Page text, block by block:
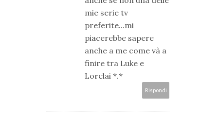
mie serie tv
preferite...mi
piacerebbe sapere
anche a me come và a
finire tra Luke e
Lorelai *.*
Rispondi